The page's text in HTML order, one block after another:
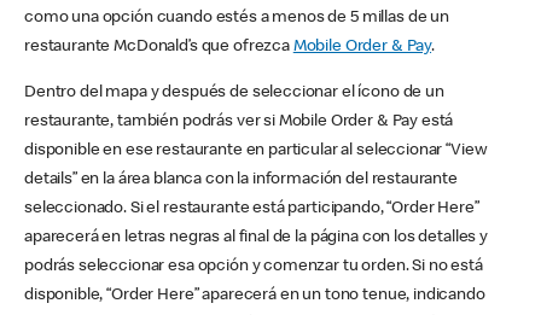
como una opción cuando estés a menos de 5 millas de un
restaurante McDonald’s que ofrezca Mobile Order & Pay.
Dentro del mapa y después de seleccionar el ícono de un
restaurante, también podrás ver si Mobile Order & Pay está
disponible en ese restaurante en particular al seleccionar “View
details” en la área blanca con la información del restaurante
seleccionado. Si el restaurante está participando, “Order Here”
aparecerá en letras negras al final de la página con los detalles y
podrás seleccionar esa opción y comenzar tu orden. Si no está
disponible, “Order Here” aparecerá en un tono tenue, indicando